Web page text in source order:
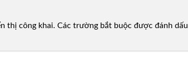
thị công khai. Các trường bắt buộc được đánh dấu